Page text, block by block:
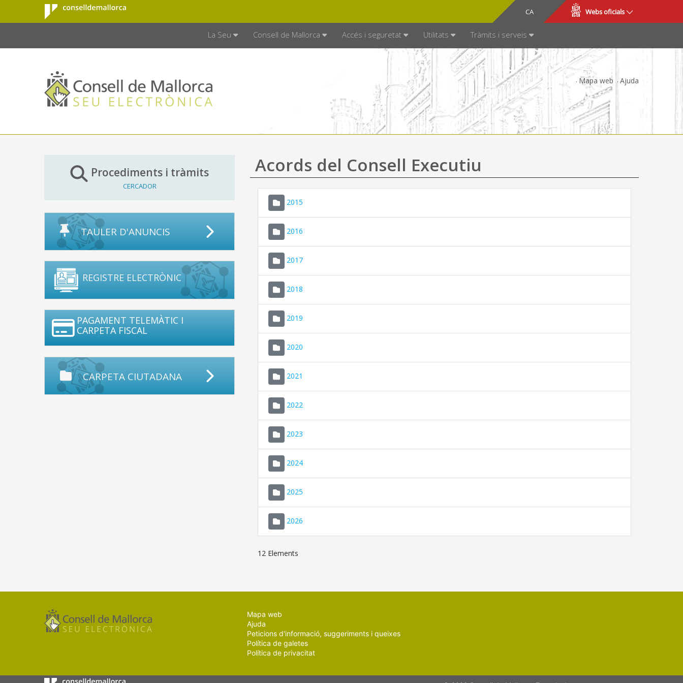
Salta al contingut principal
Consell de
Mallorca
CA
ES Webs oficials
La Seu Consell de Mallorca Accés i seguretat Utilitats Tràmits i serveis
Mapa web Ajuda
Procediments i tràmits
CERCADOR
TAULER D'ANUNCIS
REGISTRE ELECTRÒNIC
PAGAMENT TELEMÀTIC I
CARPETA FISCAL
CARPETA CIUTADANA
Acords del Consell Executiu
2015
2016
2017
2018
2019
2020
2021
2022
2023
2024
2025
2026
12 Elements
Mapa web
Ajuda
Peticions d'informació, suggeriments i queixes
Política de galetes
Política de privacitat